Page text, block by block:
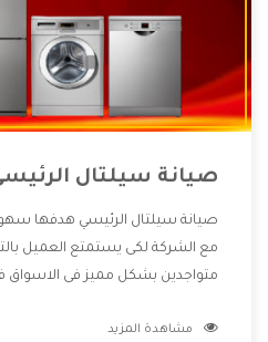
صيانة سيلتال
صيانة سيلتال الرئيسي هدفها
مع الشركة لكى يستمتع العميل
متواجدين بشكل مميز فى الاسواق
الشركة بها والتى تكون منها خدمة
مشاهدة المزيد